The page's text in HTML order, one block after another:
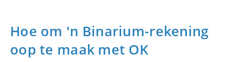
Hoe om 'n Binarium-rekening
oop te maak met OK